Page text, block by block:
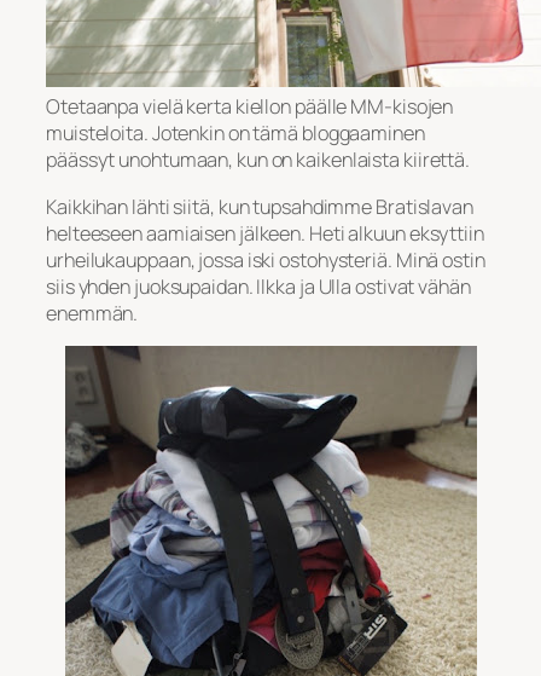
Otetaanpa vielä kerta kiellon päälle MM-kisojen
muisteloita. Jotenkin on tämä bloggaaminen
päässyt unohtumaan, kun on kaikenlaista kiirettä.
Kaikkihan lähti siitä, kun tupsahdimme Bratislavan
helteeseen aamiaisen jälkeen. Heti alkuun eksyttiin
urheilukauppaan, jossa iski ostohysteriä. Minä ostin
siis yhden juoksupaidan. Ilkka ja Ulla ostivat vähän
enemmän.